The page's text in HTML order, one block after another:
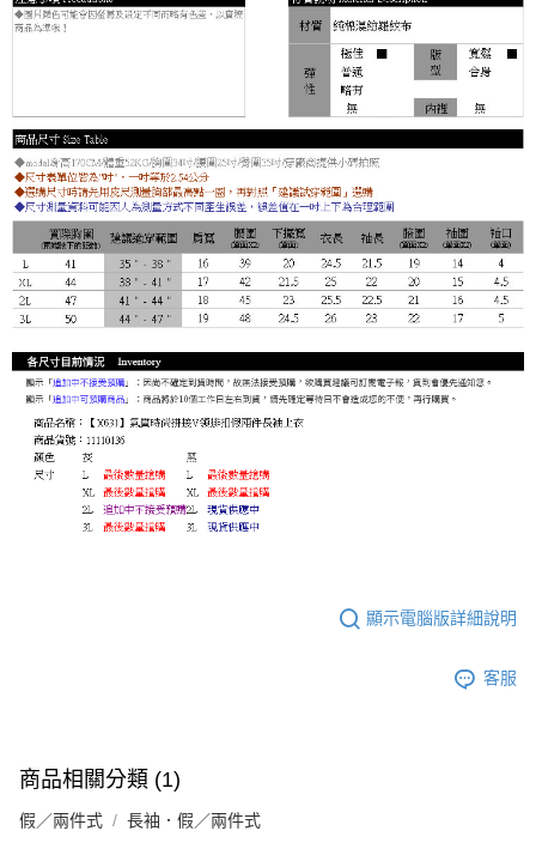
顯示電腦版詳細說明
客服
商品相關分類 (1)
假／兩件式 長袖．假／兩件式